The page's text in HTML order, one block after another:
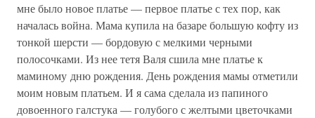
мне было новое платье — первое платье с тех пор, как
началась война. Мама купила на базаре большую кофту из
тонкой шерсти — бордовую с мелкими черными
полосочками. Из нее тетя Валя сшила мне платье к
маминому дню рождения. День рождения мамы отметили
моим новым платьем. И я сама сделала из папиного
довоенного галстука — голубого с желтыми цветочками